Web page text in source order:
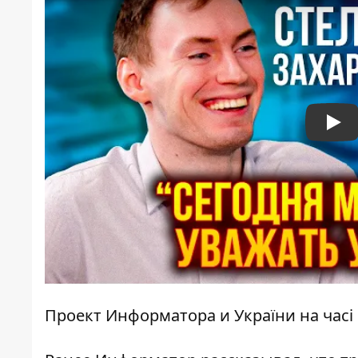
Проект Информатора и України на часі